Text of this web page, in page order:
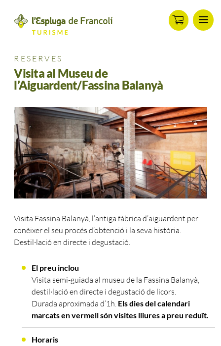
Menu
RESERVES
Visita al Museu de
l’Aiguardent/Fassina Balanyà
Visita Fassina Balanyà, l’antiga fàbrica d’aiguardent per
conèixer el seu procés d’obtenció i la seva història.
Destil·lació en directe i degustació.
El preu inclou
Visita semi-guiada al museu de la Fassina Balanyà,
destil·lació en directe i degustació de licors.
Durada aproximada d’1h. Els dies del calendari
marcats en vermell sónvisites lliures a preu reduït.
Horaris